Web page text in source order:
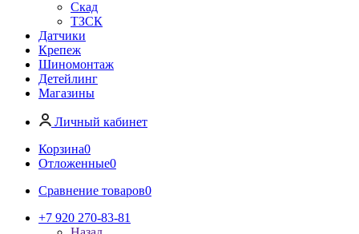
Скад
ТЗСК
Датчики
Крепеж
Шиномонтаж
Детейлинг
Магазины
Личный кабинет
Корзина0
Отложенные0
Сравнение товаров0
+7 920 270-83-81